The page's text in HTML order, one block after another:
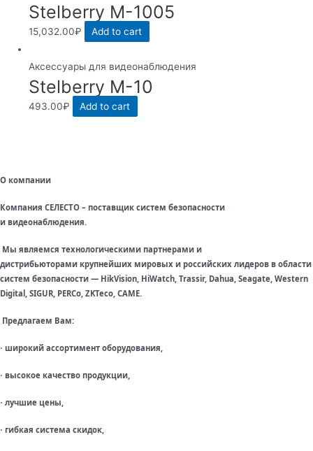
Stelberry M-1005
15,032.00₽ Add to cart
Аксессуары для видеонаблюдения
Stelberry M-10
493.00₽ Add to cart
О компании
Компания СЕЛЕСТО – поставщик систем безопасности
и видеонаблюдения.
Мы являемся технологическими партнерами и
дистрибьюторами крупнейших мировых и российских лидеров в области
систем безопасности — HikVision, HiWatch, Trassir, Dahua, Seagate, Western
Digital, SIGUR, PERCo, ZKTeco, CAME.
Предлагаем Вам:
· широкий ассортимент оборудования,
· высокое качество продукции,
· лучшие цены,
· гибкая система скидок,